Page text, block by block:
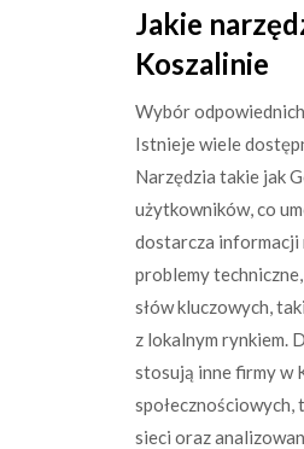
Jakie
Koszalinie
Wybór
Istnieje wiele
Narzędzia takie jak
użytkowników, co
dostarcza informacji
problemy
słów kluczowych,
z lokalnym rynkiem.
stosują inne firmy w
sieci oraz